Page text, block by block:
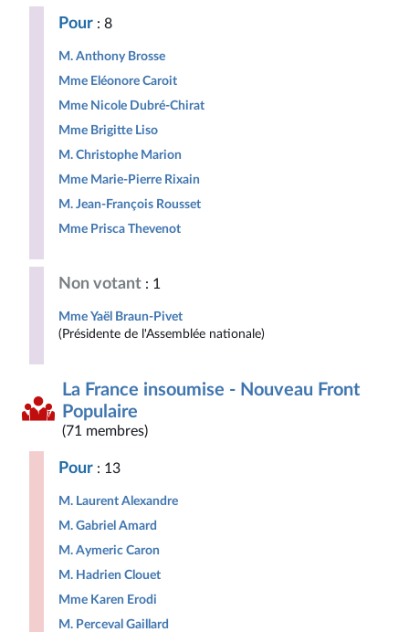
Pour : 8
M. Anthony Brosse
Mme Eléonore Caroit
Mme Nicole Dubré-Chirat
Mme Brigitte Liso
M. Christophe Marion
Mme Marie-Pierre Rixain
M. Jean-François Rousset
Mme Prisca Thevenot
Non votant : 1
Mme Yaël Braun-Pivet
(Présidente de l'Assemblée nationale)
La France insoumise - Nouveau Front
Populaire
(71 membres)
Pour : 13
M. Laurent Alexandre
M. Gabriel Amard
M. Aymeric Caron
M. Hadrien Clouet
Mme Karen Erodi
M. Perceval Gaillard